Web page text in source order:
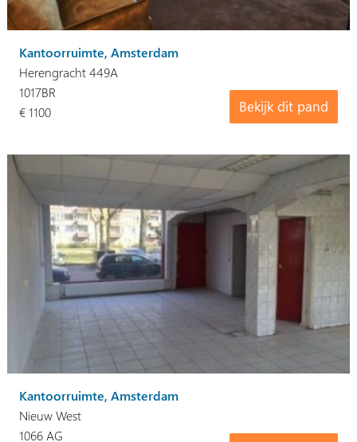
Kantoorruimte, Amsterdam
Herengracht 449A
Bekijk dit pand
1017BR
€ 1100
Kantoorruimte, Amsterdam
Nieuw West
1066 AG